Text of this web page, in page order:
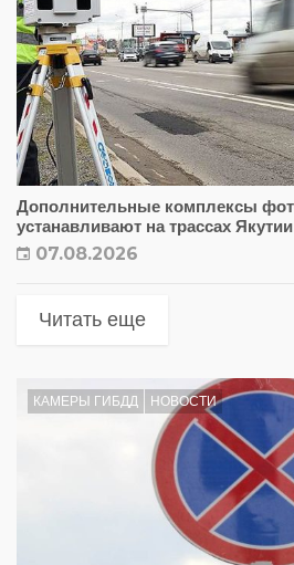
Дополнительные комплексы
устанавливают на трассах Якутии
07.08.2026
Читать еще
КАМЕРЫ ГИБДД НОВОСТИ